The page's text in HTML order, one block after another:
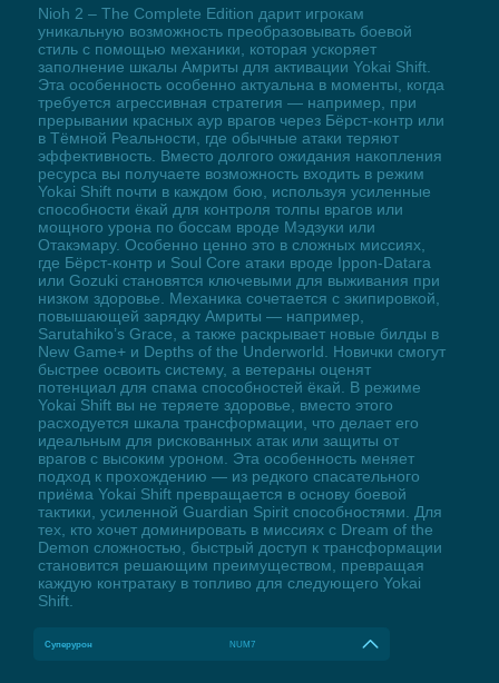
Nioh 2 – The Complete Edition дарит игрокам
уникальную возможность преобразовывать боевой
стиль с помощью механики, которая ускоряет
заполнение шкалы Амриты для активации Yokai Shift.
Эта особенность особенно актуальна в моменты, когда
требуется агрессивная стратегия — например, при
прерывании красных аур врагов через Бёрст-контр или
в Тёмной Реальности, где обычные атаки теряют
эффективность. Вместо долгого ожидания накопления
ресурса вы получаете возможность входить в режим
Yokai Shift почти в каждом бою, используя усиленные
способности ёкай для контроля толпы врагов или
мощного урона по боссам вроде Мэдзуки или
Отакэмару. Особенно ценно это в сложных миссиях,
где Бёрст-контр и Soul Core атаки вроде Ippon-Datara
или Gozuki становятся ключевыми для выживания при
низком здоровье. Механика сочетается с экипировкой,
повышающей зарядку Амриты — например,
Sarutahiko’s Grace, а также раскрывает новые билды в
New Game+ и Depths of the Underworld. Новички смогут
быстрее освоить систему, а ветераны оценят
потенциал для спама способностей ёкай. В режиме
Yokai Shift вы не теряете здоровье, вместо этого
расходуется шкала трансформации, что делает его
идеальным для рискованных атак или защиты от
врагов с высоким уроном. Эта особенность меняет
подход к прохождению — из редкого спасательного
приёма Yokai Shift превращается в основу боевой
тактики, усиленной Guardian Spirit способностями. Для
тех, кто хочет доминировать в миссиях с Dream of the
Demon сложностью, быстрый доступ к трансформации
становится решающим преимуществом, превращая
каждую контратаку в топливо для следующего Yokai
Shift.
Суперурон NUM7